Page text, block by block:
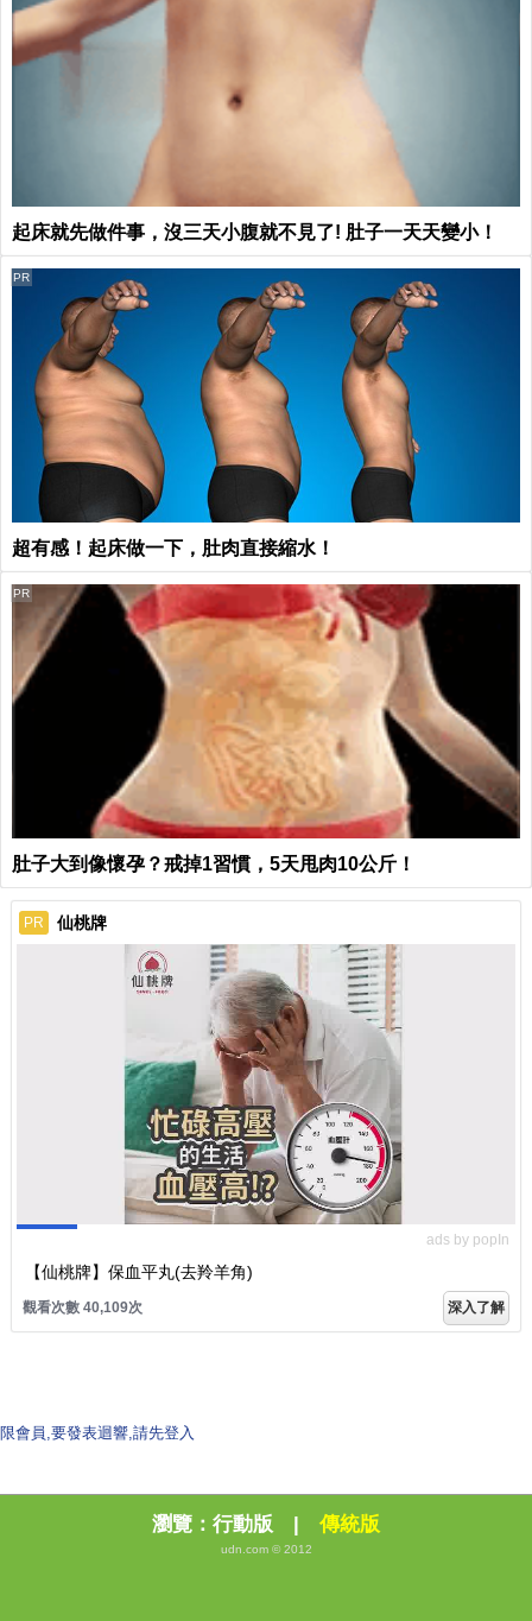
起床就先做件事，沒三天小腹就不見了! 肚子一天天變小！
超有感！起床做一下，肚肉直接縮水！
PR
肚子大到像懷孕？戒掉1習慣，5天甩肉10公斤！
PR
PR 仙桃牌
ads by popIn
【仙桃牌】保血平丸(去羚羊角)
觀看次數 40,109次 深入了解
限會員,要發表迴響,請先登入
瀏覽： 行動版 | 傳統版
udn.com © 2012